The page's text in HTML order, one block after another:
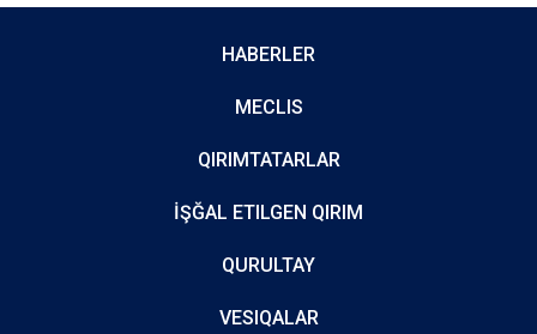
HABERLER
MECLIS
QIRIMTATARLAR
İŞĞAL ETILGEN QIRIM
QURULTAY
VESIQALAR